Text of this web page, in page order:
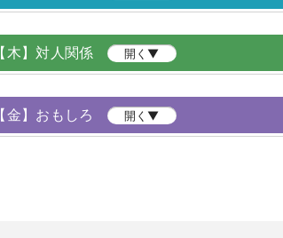
【木】対人関係 開く▼
【金】おもしろ 開く▼